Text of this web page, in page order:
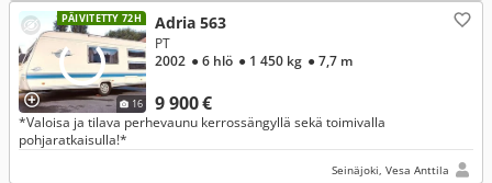
PÄIVITETTY 72H
16
Adria 563
9 900 €
PT
2002 ● 6 hlö ● 1 450 kg ● 7,7 m
*Valoisa ja tilava perhevaunu kerrossängyllä sekä toimivalla
pohjaratkaisulla!*
Seinäjoki, Vesa Anttila